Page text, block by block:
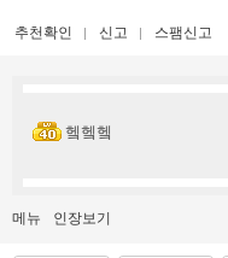
추천확인 신고 스팸신고
헼헼헼
메뉴 인장보기